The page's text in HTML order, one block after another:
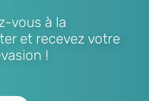
vous à la
et recevez votre
!